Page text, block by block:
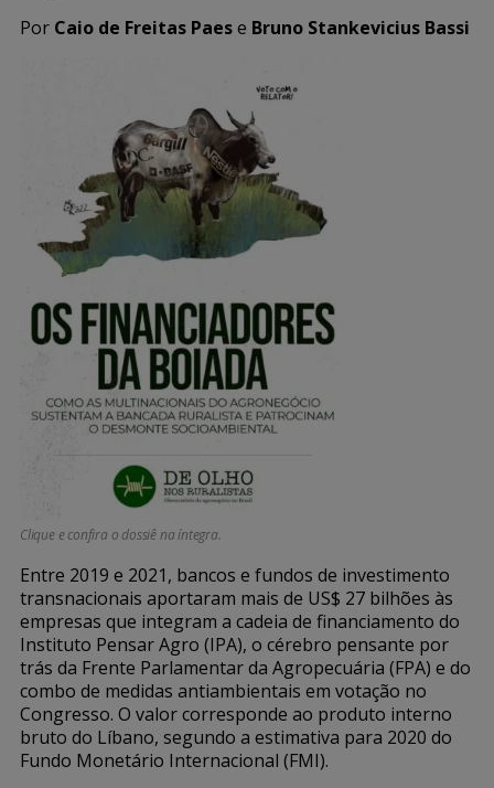
Por Caio de Freitas Paese Bruno Stankevicius Bassi
Clique e confira o dossiê na íntegra.
Entre 2019 e 2021, bancos e fundos de investimento
transnacionais aportaram mais de US$ 27 bilhões às
empresas que integram a cadeia de financiamento do
Instituto Pensar Agro (IPA), o cérebro pensante por
trás da Frente Parlamentar da Agropecuária (FPA) e do
combo de medidas antiambientais em votação no
Congresso. O valor corresponde ao produto interno
bruto do Líbano, segundo a estimativa para 2020 do
Fundo Monetário Internacional (FMI).